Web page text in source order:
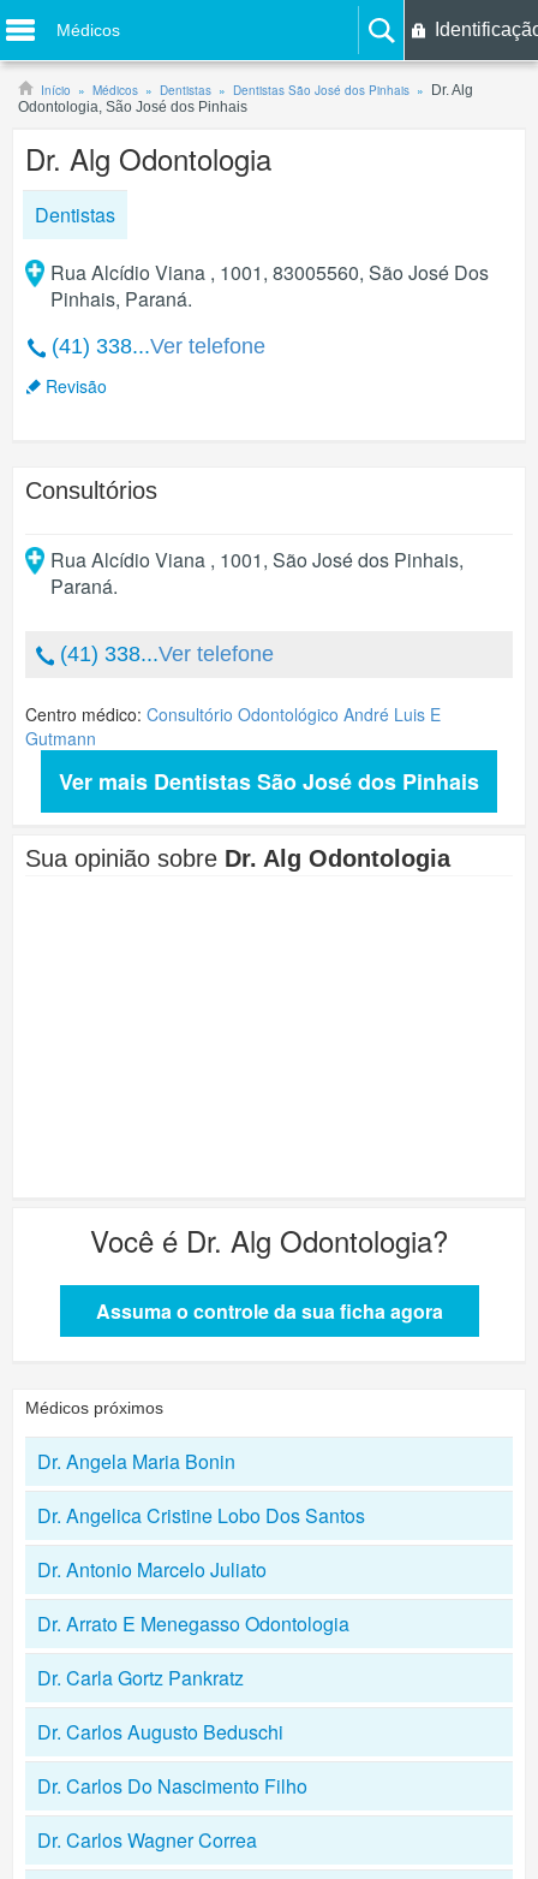
Médicos
Início Médicos Dentistas Dentistas São José dos Pinhais
Dr. Alg
Odontologia, São José dos Pinhais
Dr. Alg Odontologia
Dentistas
Rua Alcídio Viana , 1001, 83005560, São José Dos
Pinhais, Paraná.
(41) 338...Ver telefone
Revisão
Consultórios
Rua Alcídio Viana , 1001, São José dos Pinhais,
Paraná.
(41) 338...Ver telefone
Centro médico: Consultório Odontológico André Luis E
Gutmann
Ver mais Dentistas São José dos Pinhais
Sua opinião sobre Dr. Alg Odontologia
Você é Dr. Alg Odontologia?
Assuma o controle da sua ficha agora
Médicos próximos
Dr. Angela Maria Bonin
Dr. Angelica Cristine Lobo Dos Santos
Dr. Antonio Marcelo Juliato
Dr. Arrato E Menegasso Odontologia
Dr. Carla Gortz Pankratz
Dr. Carlos Augusto Beduschi
Dr. Carlos Do Nascimento Filho
Dr. Carlos Wagner Correa